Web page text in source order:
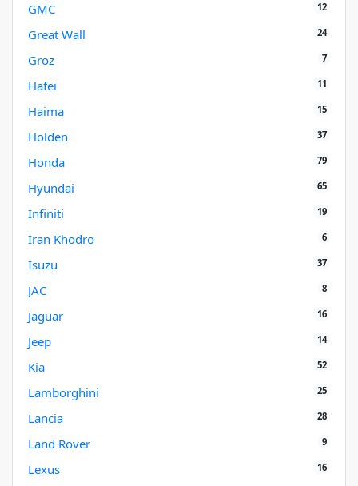
GMC 12
Great Wall 24
Groz 7
Hafei 11
Haima 15
Holden 37
Honda 79
Hyundai 65
Infiniti 19
Iran Khodro 6
Isuzu 37
JAC 8
Jaguar 16
Jeep 14
Kia 52
Lamborghini 25
Lancia 28
Land Rover 9
Lexus 16